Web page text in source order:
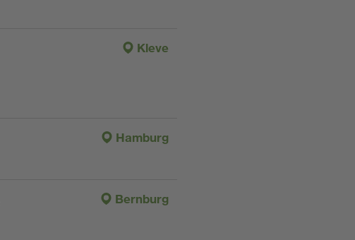
Kleve
Hamburg
Bernburg